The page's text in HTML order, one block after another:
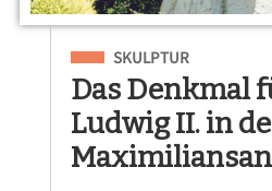
Eingeordnet unter
SKULPTUR
Das Denkmal
Ludwig II. in